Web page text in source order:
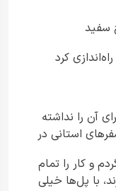
سفید
آن را نداشته
استانی در
و کار را تمام
با پل‌ها خیلی